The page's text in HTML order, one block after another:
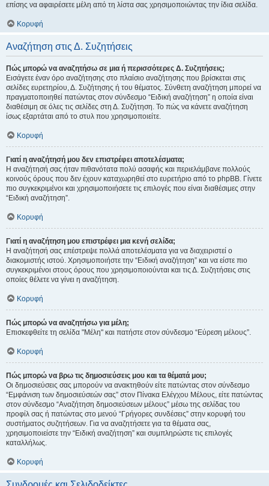
επίσης να αφαιρέσετε μέλη από τη λίστα σας χρησιμοποιώντας την ίδια σελίδα.
Κορυφή
Αναζήτηση στις Δ. Συζητήσεις
Πώς μπορώ να αναζητήσω σε μια ή περισσότερες Δ. Συζητήσεις;
Εισάγετε έναν όρο αναζήτησης στο πλαίσιο αναζήτησης που βρίσκεται στις
σελίδες ευρετηρίου, Δ. Συζήτησης ή του θέματος. Σύνθετη αναζήτηση μπορεί να
πραγματοποιηθεί πατώντας στον σύνδεσμο “Ειδική αναζήτηση” η οποία είναι
διαθέσιμη σε όλες τις σελίδες στη Δ. Συζήτηση. Το πώς να κάνετε αναζήτηση
ίσως εξαρτάται από το στυλ που χρησιμοποιείτε.
Κορυφή
Γιατί η αναζήτησή μου δεν επιστρέφει αποτελέσματα;
Η αναζήτησή σας ήταν πιθανότατα πολύ ασαφής και περιελάμβανε πολλούς
κοινούς όρους που δεν έχουν καταχωρηθεί στο ευρετήριο από το phpBB. Γίνετε
πιο συγκεκριμένοι και χρησιμοποιήσετε τις επιλογές που είναι διαθέσιμες στην
“Ειδική αναζήτηση”.
Κορυφή
Γιατί η αναζήτηση μου επιστρέφει μια κενή σελίδα;
Η αναζήτησή σας επέστρεψε πολλά αποτελέσματα για να διαχειριστεί ο
διακομιστής ιστού. Χρησιμοποιήστε την “Ειδική αναζήτηση” και να είστε πιο
συγκεκριμένοι στους όρους που χρησιμοποιούνται και τις Δ. Συζητήσεις στις
οποίες θέλετε να γίνει η αναζήτηση.
Κορυφή
Πώς μπορώ να αναζητήσω για μέλη;
Επισκεφθείτε τη σελίδα "Μέλη" και πατήστε στον σύνδεσμο “Εύρεση μέλους”.
Κορυφή
Πώς μπορώ να βρω τις δημοσιεύσεις μου και τα θέματά μου;
Οι δημοσιεύσεις σας μπορούν να ανακτηθούν είτε πατώντας στον σύνδεσμο
“Εμφάνιση των δημοσιεύσεών σας” στον Πίνακα Ελέγχου Μέλους, είτε πατώντας
στον σύνδεσμο “Αναζήτηση δημοσιεύσεων μέλους” μέσω της σελίδας του
προφίλ σας ή πατώντας στο μενού “Γρήγορες συνδέσεις” στην κορυφή του
συστήματος συζητήσεων. Για να αναζητήσετε για τα θέματα σας,
χρησιμοποιείστε την “Ειδική αναζήτηση” και συμπληρώστε τις επιλογές
καταλλήλως.
Κορυφή